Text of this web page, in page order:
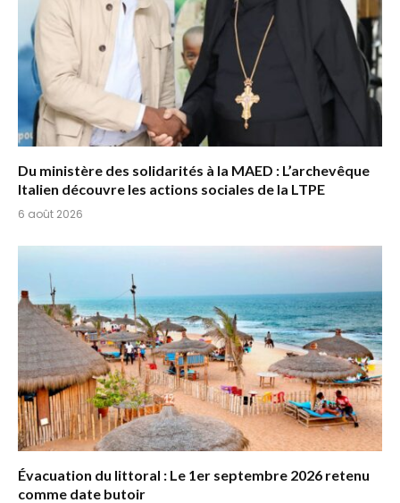
Du ministère des solidarités à la MAED : L’archevêque
Italien découvre les actions sociales de la LTPE
6 août 2026
Évacuation du littoral : Le 1er septembre 2026 retenu
comme date butoir